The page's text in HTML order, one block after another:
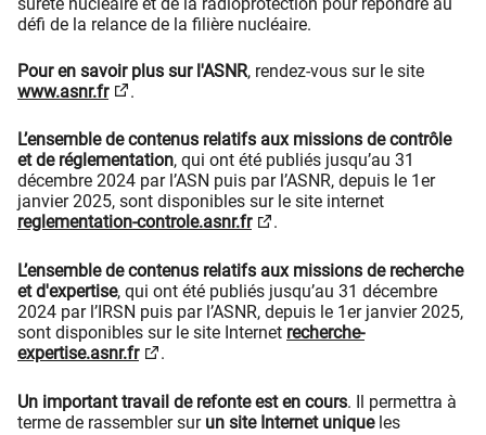
défi de la relance de la filière nucléaire.
Pour en savoir plus sur l'ASNR, rendez-vous sur le site
www.asnr.fr
.
L’ensemble de contenus relatifs aux missions de contrôle
et de réglementation, qui ont été publiés jusqu’au 31
décembre 2024 par l’ASN puis par l’ASNR, depuis le 1er
janvier 2025, sont disponibles sur le site internet
reglementation-controle.asnr.fr
.
L’ensemble de contenus relatifs aux missions de recherche
et d'expertise, qui ont été publiés jusqu’au 31 décembre
2024 par l’IRSN puis par l’ASNR, depuis le 1er janvier 2025,
sont disponibles sur le site Internet recherche-
expertise.asnr.fr
.
Un important travail de refonte est en cours. Il permettra à
terme de rassembler sur un site Internet uniqueles